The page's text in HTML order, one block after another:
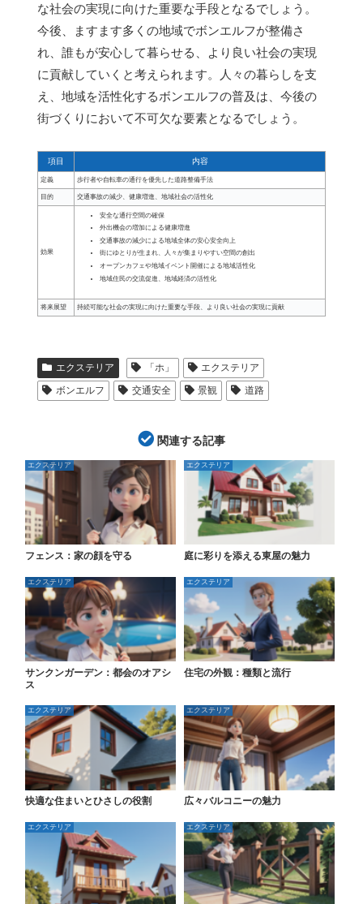
な社会の実現に向けた重要な手段となるでしょう。
今後、ますます多くの地域でボンエルフが整備さ
れ、誰もが安心して暮らせる、より良い社会の実現
に貢献していくと考えられます。人々の暮らしを支
え、地域を活性化するボンエルフの普及は、今後の
街づくりにおいて不可欠な要素となるでしょう。
項目 内容
定義 歩行者や自転車の通行を優先した道路整備手法
目的 交通事故の減少、健康増進、地域社会の活性化
効果
安全な通行空間の確保
外出機会の増加による健康増進
交通事故の減少による地域全体の安心安全向上
街にゆとりが生まれ、人々が集まりやすい空間の創出
オープンカフェや地域イベント開催による地域活性化
地域住民の交流促進、地域経済の活性化
将来展望 持続可能な社会の実現に向けた重要な手段、より良い社会の実現に貢献
エクステリア 「ホ」
エクステリア
ボンエルフ
交通安全 景観 道路
関連する記事
エクステリア
フェンス：家の顔を守る
エクステリア
庭に彩りを添える東屋の魅力
エクステリア
サンクンガーデン：都会のオアシ
ス
エクステリア
住宅の外観：種類と流行
エクステリア
快適な住まいとひさしの役割
エクステリア
広々バルコニーの魅力
エクステリア エクステリア